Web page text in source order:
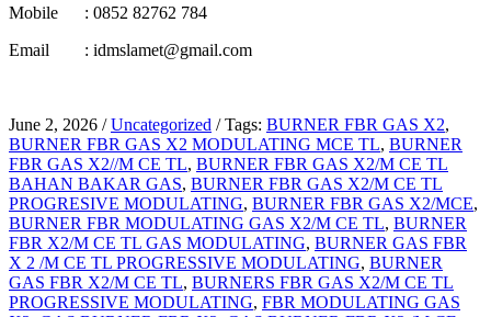
Mobile : 0852 82762 784
Email : idmslamet@gmail.com
June 2, 2026 / Uncategorized / Tags: BURNER FBR GAS X2,
BURNER FBR GAS X2 MODULATING MCE TL, BURNER
FBR GAS X2//M CE TL, BURNER FBR GAS X2/M CE TL
BAHAN BAKAR GAS, BURNER FBR GAS X2/M CE TL
PROGRESIVE MODULATING, BURNER FBR GAS X2/MCE,
BURNER FBR MODULATING GAS X2/M CE TL, BURNER
FBR X2/M CE TL GAS MODULATING, BURNER GAS FBR
X 2 /M CE TL PROGRESSIVE MODULATING, BURNER
GAS FBR X2/M CE TL, BURNERS FBR GAS X2/M CE TL
PROGRESSIVE MODULATING, FBR MODULATING GAS